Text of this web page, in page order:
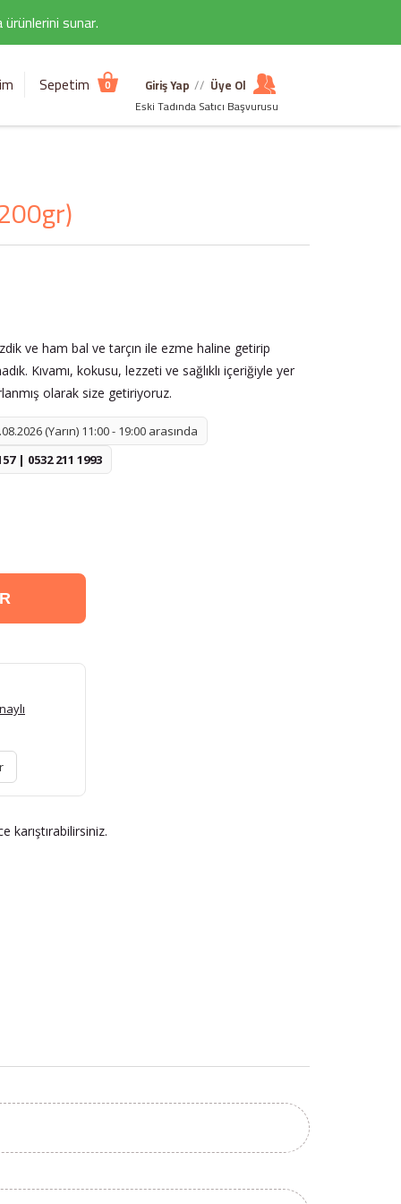
sunar.
Sepetim 0 Giriş Yap // Üye Ol
Eski Tadında Satıcı Başvurusu
ve ham bal ve tarçın ile ezme haline getirip
Kıvamı, kokusu, lezzeti ve sağlıklı içeriğiyle yer
olarak size getiriyoruz.
(Yarın) 11:00 - 19:00 arasında
| 0532 211 1993
karıştırabilirsiniz.